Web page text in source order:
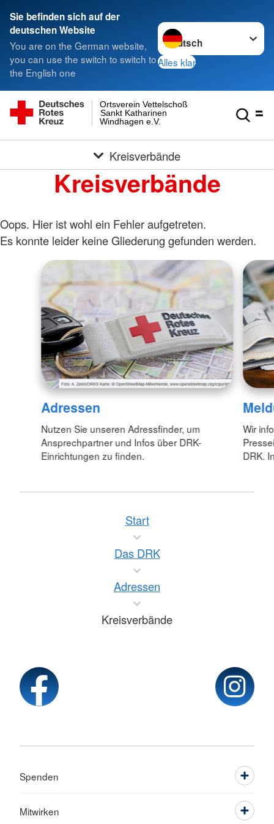
Sie befinden sich auf der
deutschen Website
You are on the German website,
you can use the switch to switch to
the English one
Sprache wechseln zu
Alles klar
Windhagen e.V.
Sankt Katharinen
Ortsverein Vettelschoß
Kreisverbände
Kreisverbände
Oops. Hier ist wohl ein Fehler aufgetreten.
Es konnte leider keine Gliederung gefunden werden.
Adressen
Nutzen Sie unseren Adressfinder, um
Ansprechpartner und Infos über DRK-
Einrichtungen zu finden.
Wir
DRK.
Start
Das DRK
Adressen
Kreisverbände
Spenden
Mitwirken